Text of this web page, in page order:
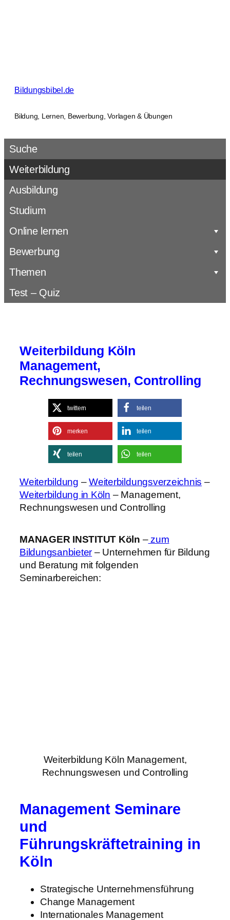
Bildungsbibel.de
Bildung, Lernen, Bewerbung, Vorlagen & Übungen
Suche
Weiterbildung
Ausbildung
Studium
Online lernen
Bewerbung
Themen
Test – Quiz
Weiterbildung Köln
Management,
Rechnungswesen, Controlling
twittern teilen
merken teilen
teilen teilen
Weiterbildung –Weiterbildungsverzeichnis –
Weiterbildung in Köln – Management,
Rechnungswesen und Controlling
MANAGER INSTITUT Köln –zum
Bildungsanbieter – Unternehmen für Bildung
und Beratung mit folgenden
Seminarbereichen:
Weiterbildung Köln Management,
Rechnungswesen und Controlling
Management Seminare
und
Führungskräftetraining in
Köln
Strategische Unternehmensführung
Change Management
Internationales Management